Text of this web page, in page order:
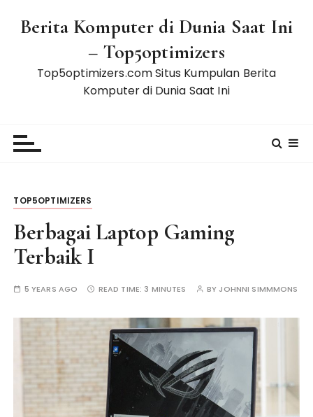
Berita Komputer di Dunia Saat Ini
– Top5optimizers
Top5optimizers.com Situs Kumpulan Berita
Komputer di Dunia Saat Ini
TOP5OPTIMIZERS
Berbagai Laptop Gaming
Terbaik I
5 YEARS AGO READ TIME: 3 MINUTES BY JOHNNI SIMMMONS